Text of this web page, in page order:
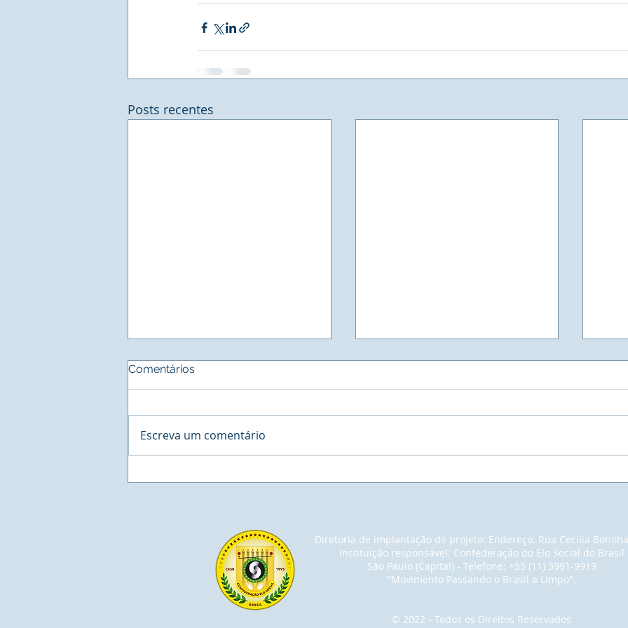
Posts recentes
em um espaço que se abre
para aumentarmos o nosso
conhecimento e
construirmos a vaga que
Comentários
Escreva um comentário
Diretoria de implantação de projeto: Endereço: Rua Cecília
Instituição responsável: Confederação do Elo Social do Brasil
São Paulo (Capital) - Telefone: +55 (11) 3991-9919
"Movimento Passando o Brasil a Limpo".
© 2022 - Todos os Direitos Reservados